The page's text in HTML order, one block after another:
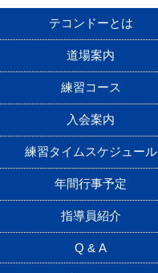
テコンドーとは
道場案内
練習コース
入会案内
練習タイムスケジュール
年間行事予定
指導員紹介
Q & A